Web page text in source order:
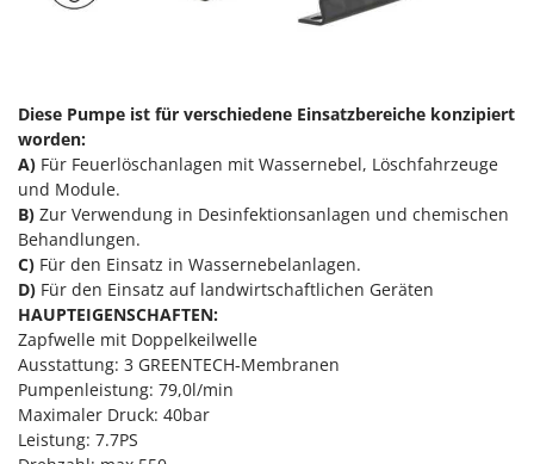
S
Sämaschinen und Düngerstreuer
Scheibenpflüge
Schneefräsen
Schneeräumer
Schrotmühlen - elektrisch
Schwader für Traktoren
Schweißgeräte
Seilwinden - Motorseilwinden
Sichelmähwerke für Traktoren
GVS
GYS
H
Hailo
Helvi
Henx
HiKOKI
Honda
I
Idromatic
Diese Pumpe ist für verschiedene Einsatzbereiche konzipiert
worden:
A) Für Feuerlöschanlagen mit Wassernebel, Löschfahrzeuge
und Module.
B) Zur Verwendung in Desinfektionsanlagen und chemischen
Behandlungen.
C) Für den Einsatz in Wassernebelanlagen.
D) Für den Einsatz auf landwirtschaftlichen Geräten
HAUPTEIGENSCHAFTEN:
Zapfwelle mit Doppelkeilwelle
Ausstattung: 3 GREENTECH-Membranen
Pumpenleistung: 79,0l/min
Maximaler Druck: 40bar
Leistung: 7.7PS